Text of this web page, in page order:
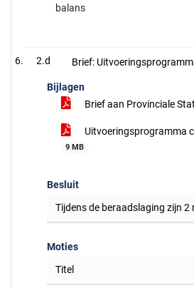
balans
2.d Brief:
Bijlagen
Brief aan Provinciale
Uitvoeringsprogramma
9 MB
Besluit
Tijdens de beraadslaging zijn
Moties
Titel